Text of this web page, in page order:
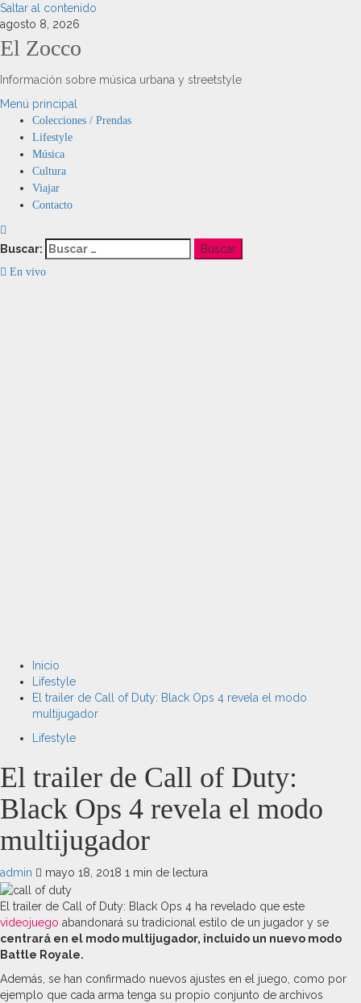
Saltar al contenido
agosto 8, 2026
El Zocco
Información sobre música urbana y streetstyle
Menú principal
Colecciones / Prendas
Lifestyle
Música
Cultura
Viajar
Contacto
Buscar:
En vivo
Inicio
Lifestyle
El trailer de Call of Duty: Black Ops 4 revela el modo
multijugador
Lifestyle
El trailer de Call of Duty:
Black Ops 4 revela el modo
multijugador
admin mayo 18, 2018 1 min de lectura
El trailer de Call of Duty: Black Ops 4 ha revelado que este
videojuego abandonará su tradicional estilo de un jugador y se
centrará en el modo multijugador, incluido un nuevo modo
Battle Royale.
Además, se han confirmado nuevos ajustes en el juego, como por
ejemplo que cada arma tenga su propio conjunto de archivos